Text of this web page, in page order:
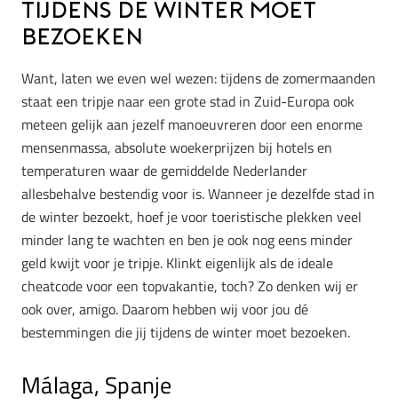
tijdens de winter moet
bezoeken
Want, laten we even wel wezen: tijdens de zomermaanden
staat een tripje naar een grote stad in Zuid-Europa ook
meteen gelijk aan jezelf manoeuvreren door een enorme
mensenmassa, absolute woekerprijzen bij hotels en
temperaturen waar de gemiddelde Nederlander
allesbehalve bestendig voor is. Wanneer je dezelfde stad in
de winter bezoekt, hoef je voor toeristische plekken veel
minder lang te wachten en ben je ook nog eens minder
geld kwijt voor je tripje. Klinkt eigenlijk als de ideale
cheatcode voor een topvakantie, toch? Zo denken wij er
ook over, amigo. Daarom hebben wij voor jou dé
bestemmingen die jij tijdens de winter moet bezoeken.
Málaga, Spanje